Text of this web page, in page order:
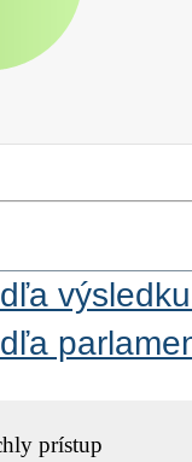
prístup